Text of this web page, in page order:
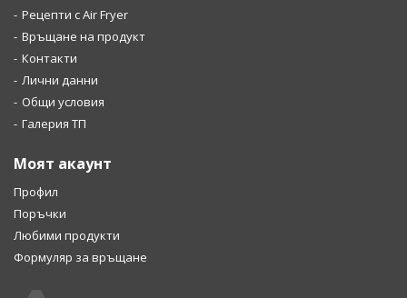
Рецепти с Air Fryer
Връщане на продукт
Контакти
Лични данни
Общи условия
Галерия ТП
Моят акаунт
Профил
Поръчки
Любими продукти
Формуляр за връщане